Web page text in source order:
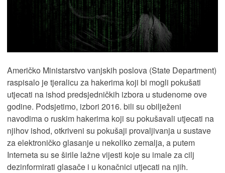
Američko Ministarstvo vanjskih poslova (State Department)
raspisalo je tjeralicu za hakerima koji bi mogli pokušati
utjecati na ishod predsjedničkih izbora u studenome ove
godine. Podsjetimo, izbori 2016. bili su obilježeni
navodima o ruskim hakerima koji su pokušavali utjecati na
njihov ishod, otkriveni su pokušaji provaljivanja u sustave
za elektroničko glasanje u nekoliko zemalja, a putem
Interneta su se širile lažne vijesti koje su imale za cilj
dezinformirati glasače i u konačnici utjecati na njih.